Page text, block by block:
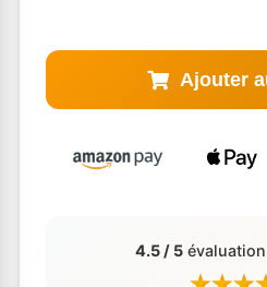
Ajouter
4.5 / 5